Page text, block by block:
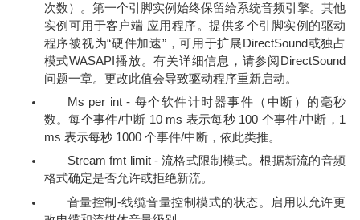
次数）。第一个引脚实例始终保留给系统音频引擎。其他
实例可用于客户端 应用程序。提供多个引脚实例的驱动
程序被视为“硬件加速”，可用于扩展DirectSound或独占
模式WASAPI播放。有关详细信息，请参阅DirectSound
问题一章。更改此值会导致驱动程序重新启动。
Ms per int - 每个软件计时器事件（中断）的毫秒
数。每个事件/中断 10 ms 表示每秒 100 个事件/中断，1
ms 表示每秒 1000 个事件/中断，依此类推。
Stream fmt limit - 流格式限制模式。根据新流的音频
格式确定是否允许或拒绝新流。
音量控制-线缆音量控制模式的状态。启用以允许更